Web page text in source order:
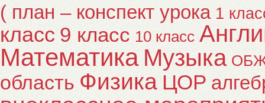
( план – конспект урока 1
класс 9 класс 10 класс
Математика Музыка
область Физика ЦОР